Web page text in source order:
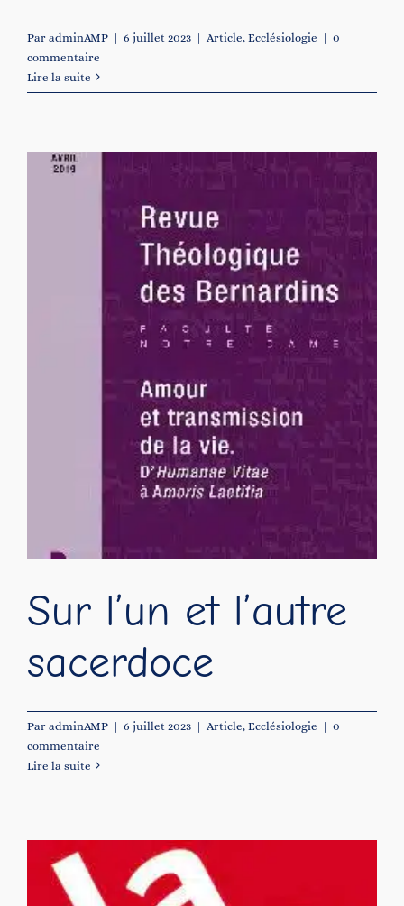
Par adminAMP | 6 juillet 2023 | Article, Ecclésiologie | 0
commentaire
Lire la suite
Sur l’un et l’autre
sacerdoce
Par adminAMP | 6 juillet 2023 | Article, Ecclésiologie | 0
commentaire
Lire la suite